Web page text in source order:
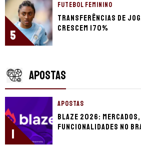
5
FUTEBOL FEMININO
Transferências de
crescem 170%
APOSTAS
1
APOSTAS
Blaze 2026:
funcionalidades no